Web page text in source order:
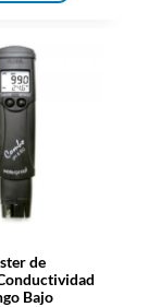
de
Bajo